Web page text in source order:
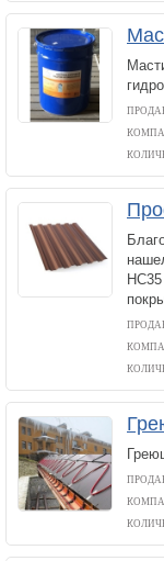
НС35